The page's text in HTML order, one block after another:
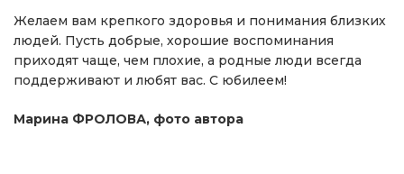
Желаем вам крепкого здоровья и понимания близких
людей. Пусть добрые, хорошие воспоминания
приходят чаще, чем плохие, а родные люди всегда
поддерживают и любят вас. С юбилеем!
Марина ФРОЛОВА, фото автора